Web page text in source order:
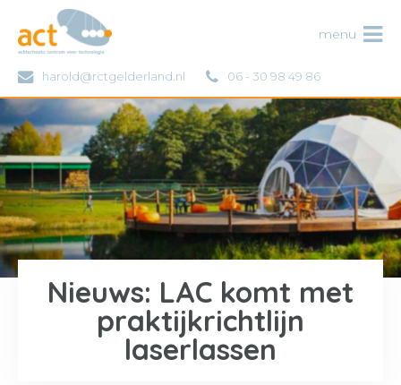
harold@rctgelderland.nl 06 - 30 98 49 86
ACT
Nieuws: LAC komt met
praktijkrichtlijn
laserlassen
menu